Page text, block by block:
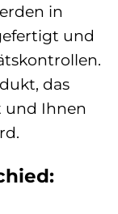
in
und
das
und Ihnen